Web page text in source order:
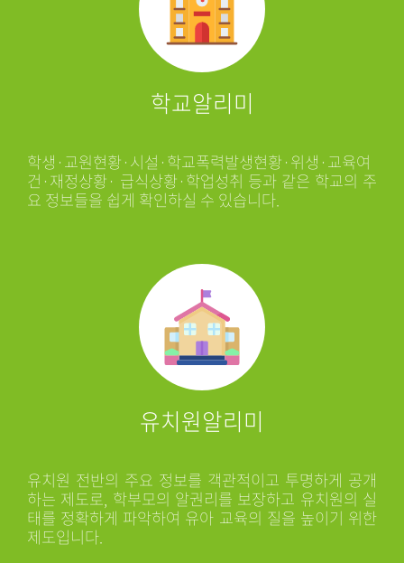
학교알리미
학생·교원현황·시설·학교폭력발생현황·위생·교육여
건·재정상황· 급식상황·학업성취 등과 같은 학교의 주
요 정보들을 쉽게 확인하실 수 있습니다.
유치원알리미
유치원 전반의 주요 정보를 객관적이고 투명하게 공개
하는 제도로, 학부모의 알권리를 보장하고 유치원의 실
태를 정확하게 파악하여 유아 교육의 질을 높이기 위한
제도입니다.